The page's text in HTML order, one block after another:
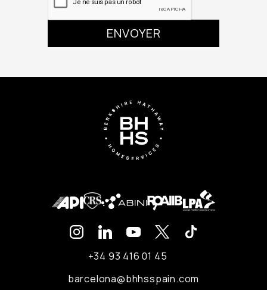
+34 93 416 01 45
barcelona@bhhsspain.com